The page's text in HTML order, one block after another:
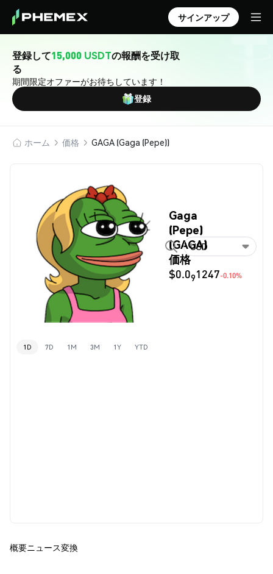
サインアップ
登録して15,000 USDTの報酬を受け取
る
期間限定オファーがお待ちしています！
登録
ホーム 価格 GAGA (Gaga (Pepe))
Gaga
(Pepe)
(GAGA)
価格
$0.091247-0.10%
USD
1D 7D 1M 3M 1Y YTD
概要ニュース変換